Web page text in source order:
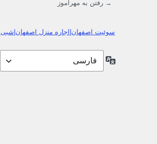
→ رفتن به مهرآموز
سوئیت اصفهان|اجاره منزل اصفهان|شبی 250 تومان
زبان